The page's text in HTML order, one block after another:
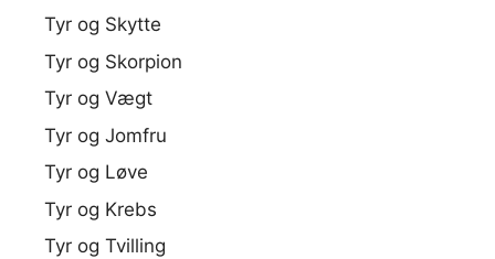
Tyr og Skytte
Tyr og Skorpion
Tyr og Vægt
Tyr og Jomfru
Tyr og Løve
Tyr og Krebs
Tyr og Tvilling